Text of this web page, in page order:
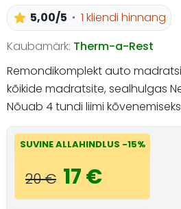
5,00/5
1 kliendi hinnang
Kaubamärk: Therm-a-Rest
Remondikomplekt auto
kõikide madratsite, sealhulgas
Nõuab 4 tundi liimi
SUVINE ALLAHINDLUS -15%
20 € 17 €